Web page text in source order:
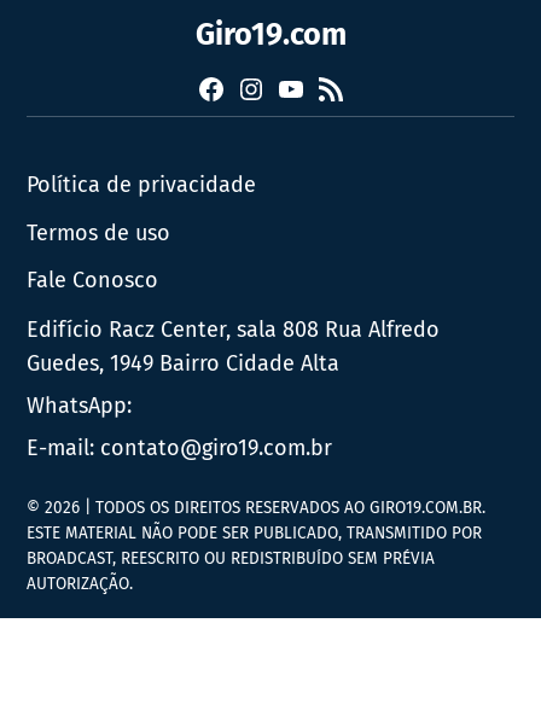
Giro19.com
Facebook
Instagram
YouTube
RSS
Política de privacidade
Termos de uso
Fale Conosco
Edifício Racz Center, sala 808 Rua Alfredo
Guedes, 1949 Bairro Cidade Alta
WhatsApp:
E-mail: contato@giro19.com.br
© 2026 | TODOS OS DIREITOS RESERVADOS AO GIRO19.COM.BR.
ESTE MATERIAL NÃO PODE SER PUBLICADO, TRANSMITIDO POR
BROADCAST, REESCRITO OU REDISTRIBUÍDO SEM PRÉVIA
AUTORIZAÇÃO.